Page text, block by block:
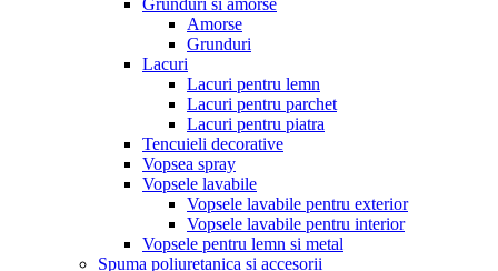
Grunduri si amorse
Amorse
Grunduri
Lacuri
Lacuri pentru lemn
Lacuri pentru parchet
Lacuri pentru piatra
Tencuieli decorative
Vopsea spray
Vopsele lavabile
Vopsele lavabile pentru exterior
Vopsele lavabile pentru interior
Vopsele pentru lemn si metal
Spuma poliuretanica si accesorii